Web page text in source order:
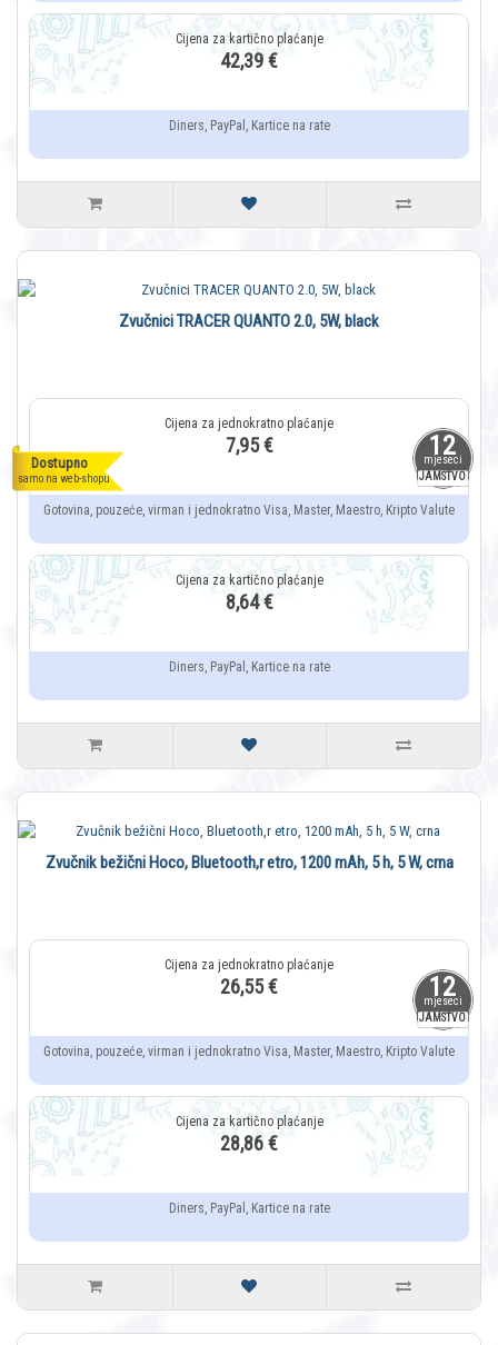
42,39 €
Diners, PayPal, Kartice na rate
12
mjeseci
JAMSTVO
Dostupno
samo na web-shopu
Zvučnici TRACER QUANTO 2.0, 5W, black
7,95 €
Gotovina, pouzeće, virman i jednokratno Visa, Master, Maestro, Kripto Valute
8,64 €
Diners, PayPal, Kartice na rate
12
mjeseci
JAMSTVO
Zvučnik bežični Hoco, Bluetooth,r etro, 1200 mAh, 5 h, 5 W, crna
26,55 €
Gotovina, pouzeće, virman i jednokratno Visa, Master, Maestro, Kripto Valute
28,86 €
Diners, PayPal, Kartice na rate